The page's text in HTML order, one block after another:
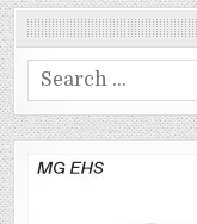
Search
for: